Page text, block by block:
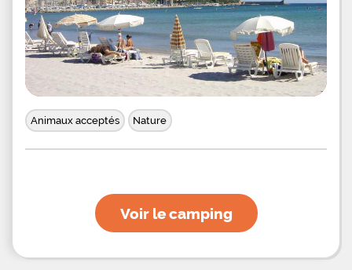
ce camping arboré et fleuri, flânez dans la belle
cité de Calvi entre ses commerces, ses plages, sa
citadelle et ses monuments historiques, gagnez
les villages perchés de Balagne et partez à la
découverte des beautés naturelles de la réserve
de
Animaux acceptés Nature
Voir le camping